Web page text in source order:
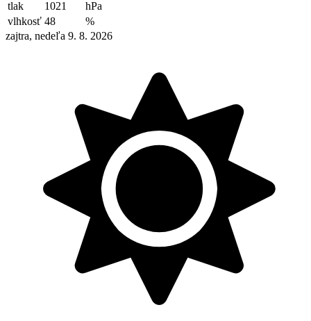
tlak 1021
hPa
vlhkosť 48
%
zajtra, nedeľa 9. 8. 2026